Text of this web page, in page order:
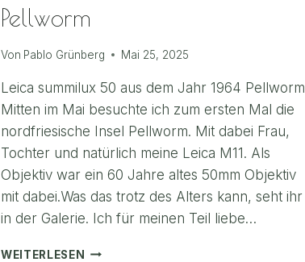
Pellworm
Von Pablo Grünberg Mai 25, 2025
Leica summilux 50 aus dem Jahr 1964 Pellworm
Mitten im Mai besuchte ich zum ersten Mal die
nordfriesische Insel Pellworm. Mit dabei Frau,
Tochter und natürlich meine Leica M11. Als
Objektiv war ein 60 Jahre altes 50mm Objektiv
mit dabei.Was das trotz des Alters kann, seht ihr
in der Galerie. Ich für meinen Teil liebe…
WEITERLESEN PELLWORM